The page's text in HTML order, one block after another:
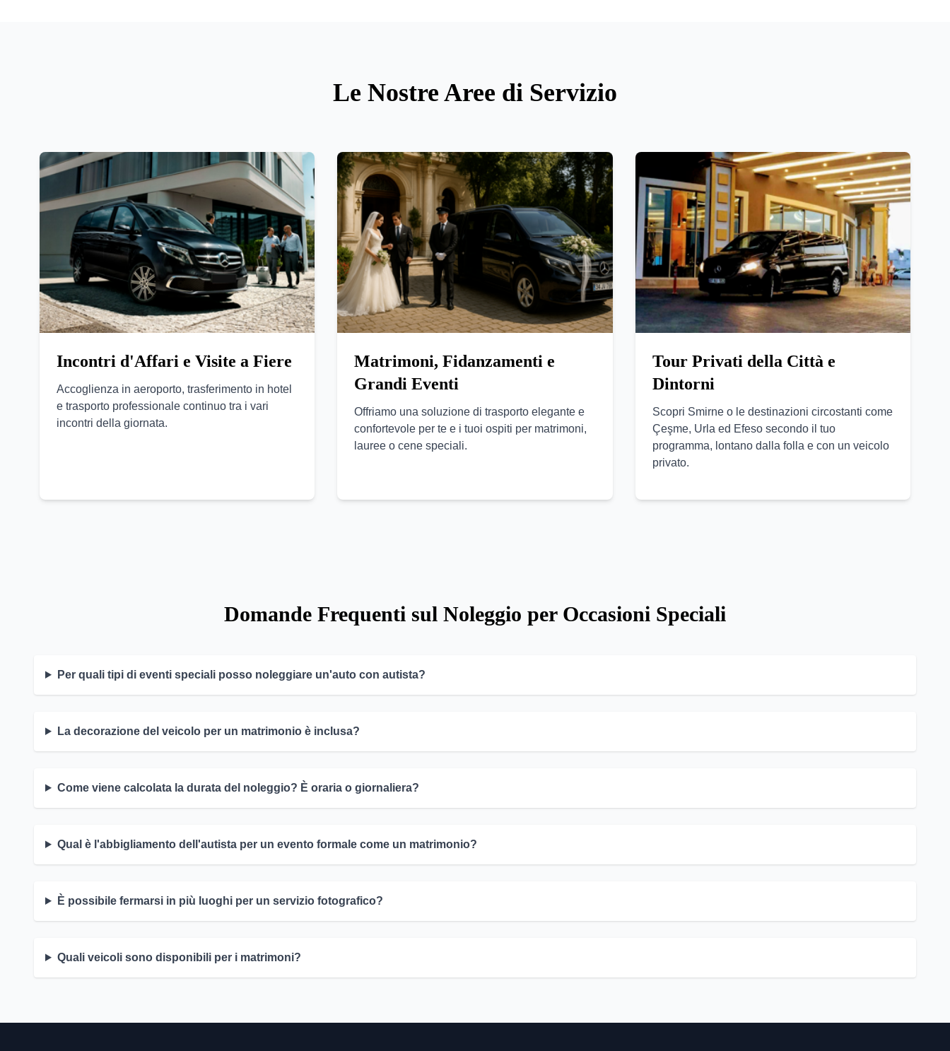
Le Nostre Aree di Servizio
Incontri d'Affari e Visite a Fiere
Accoglienza in aeroporto, trasferimento in hotel
e trasporto professionale continuo tra i vari
incontri della giornata.
Matrimoni, Fidanzamenti e
Grandi Eventi
Offriamo una soluzione di trasporto elegante e
confortevole per te e i tuoi ospiti per matrimoni,
lauree o cene speciali.
Tour Privati della Città e
Dintorni
Scopri Smirne o le destinazioni circostanti come
Çeşme, Urla ed Efeso secondo il tuo
programma, lontano dalla folla e con un veicolo
privato.
Domande Frequenti sul Noleggio per Occasioni Speciali
Per quali tipi di eventi speciali posso noleggiare un'auto con autista?
La decorazione del veicolo per un matrimonio è inclusa?
Come viene calcolata la durata del noleggio? È oraria o giornaliera?
Qual è l'abbigliamento dell'autista per un evento formale come un matrimonio?
È possibile fermarsi in più luoghi per un servizio fotografico?
Quali veicoli sono disponibili per i matrimoni?